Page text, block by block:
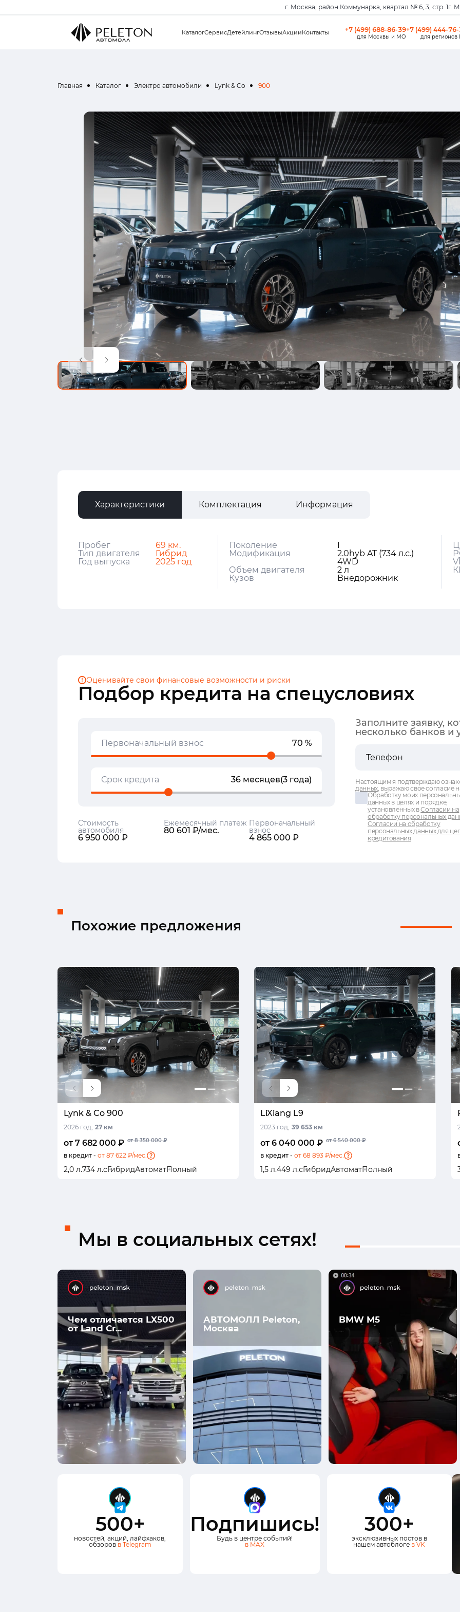
г. Москва, район Коммунарка, квартал № 6, 3, стр. 1г.
КаталогСервисДетейлингОтзывыАкцииКонтакты +7 (499) 688-86-39
для Москвы и МО
+7 (499) 444-
для регионов
Главная Каталог Электро автомобили Lynk & Co 900
Характеристики Комплектация Информация
Пробег
69 км.
Тип двигателя
Гибрид
Год выпуска
2025 год
Поколение
I
Модификация
2.0hyb AT (734 л.с.)
4WD
Объем двигателя
2 л
Кузов
Внедорожник
Подбор кредита на спецусловиях
Оценивайте свои финансовые возможности и риски
Первоначальный взнос 70 %
Срок кредита 36 месяцев(3 года)
Стоимость
автомобиля
6 950 000 ₽
Ежемесячный платеж
80 601 ₽/мес.
Первоначальный
взнос
4 865 000 ₽
Заполните заявку,
несколько банков и
Настоящим я подтверждаю
данных, выражаю свое согласие
Обработку моих
данных в целях и порядке,
установленных вСогласии на
обработку персональных
Согласии на обработку
персональных данных для
кредитования
Похожие предложения
Lynk & Co 900
2026 год, 27 км
от 7 682 000 ₽ от 8 350 000 ₽
в кредит - от 87 622 ₽/мес.
2,0 л.734 л.сГибридАвтоматПолный
LiXiang L9
2023 год, 39 653 км
от 6 040 000 ₽ от 6 540 000 ₽
в кредит - от 68 893 ₽/мес.
1,5 л.449 л.сГибридАвтоматПолный
Мы в социальных сетях!
Чем отличается LX500
от Land Cr...
АВТОМОЛЛ Peleton,
Москва
BMW M5
500+
новостей, акций, лайфхаков,
обзоров в Telegram
Подпишись!
Будь в центре событий!
в MAX
300+
эксклюзивных постов в
нашем автоблоге в VK